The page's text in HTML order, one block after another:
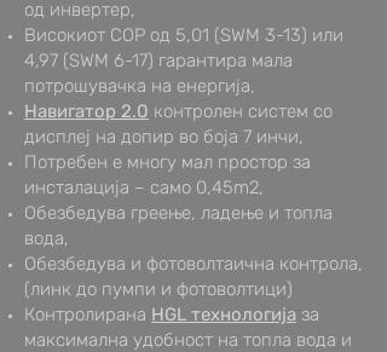
од инвертер,
Високиот COP од 5,01 (SWM 3-13) или
4,97 (SWM 6-17) гарантира мала
потрошувачка на енергија,
Навигатор 2.0 контролен систем со
дисплеј на допир во боја 7 инчи,
Потребен е многу мал простор за
инсталација – само 0,45m2,
Обезбедува греење, ладење и топла
вода,
Обезбедува и фотоволтаична контрола,
(линк до пумпи и фотоволтици)
Контролирана HGL технологија за
максимална удобност на топла вода и